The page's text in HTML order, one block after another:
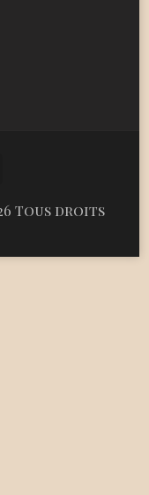
Tous droits